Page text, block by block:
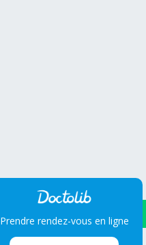
Prendre rendez-vous en ligne